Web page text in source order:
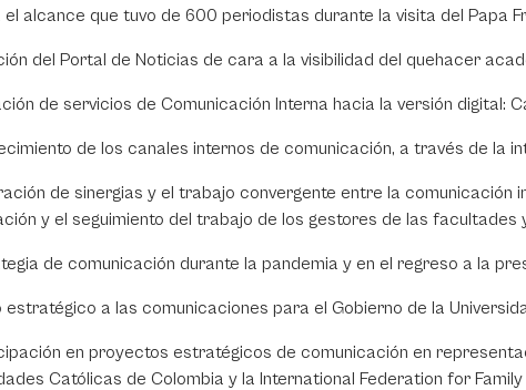
alcance que tuvo de 600 periodistas durante la visita del Papa
del Portal de Noticias de cara a la visibilidad del quehacer
de servicios de Comunicación Interna hacia la versión digital:
de los canales internos de comunicación, a través de la
de sinergias y el trabajo convergente entre la comunicación
y el seguimiento del trabajo de los gestores de las facultades
de comunicación durante la pandemia y en el regreso a la
estratégico a las comunicaciones para el Gobierno de la
en proyectos estratégicos de comunicación en
Católicas de Colombia y la International Federation for Family